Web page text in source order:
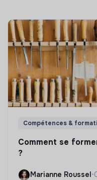
Compétences &
Comment se
?
Marianne Roussel •